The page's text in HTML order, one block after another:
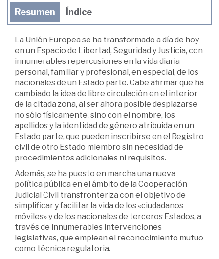
Resumen Índice
La Unión Europea se ha transformado a día de hoy
en un Espacio de Libertad, Seguridad y Justicia, con
innumerables repercusiones en la vida diaria
personal, familiar y profesional, en especial, de los
nacionales de un Estado parte. Cabe afirmar que ha
cambiado la idea de libre circulación en el interior
de la citada zona, al ser ahora posible desplazarse
no sólo físicamente, sino con el nombre, los
apellidos y la identidad de género atribuida en un
Estado parte, que pueden inscribirse en el Registro
civil de otro Estado miembro sin necesidad de
procedimientos adicionales ni requisitos.
Además, se ha puesto en marcha una nueva
política pública en el ámbito de la Cooperación
Judicial Civil transfronteriza con el objetivo de
simplificar y facilitar la vida de los «ciudadanos
móviles» y de los nacionales de terceros Estados, a
través de innumerables intervenciones
legislativas, que emplean el reconocimiento mutuo
como técnica regulatoria.